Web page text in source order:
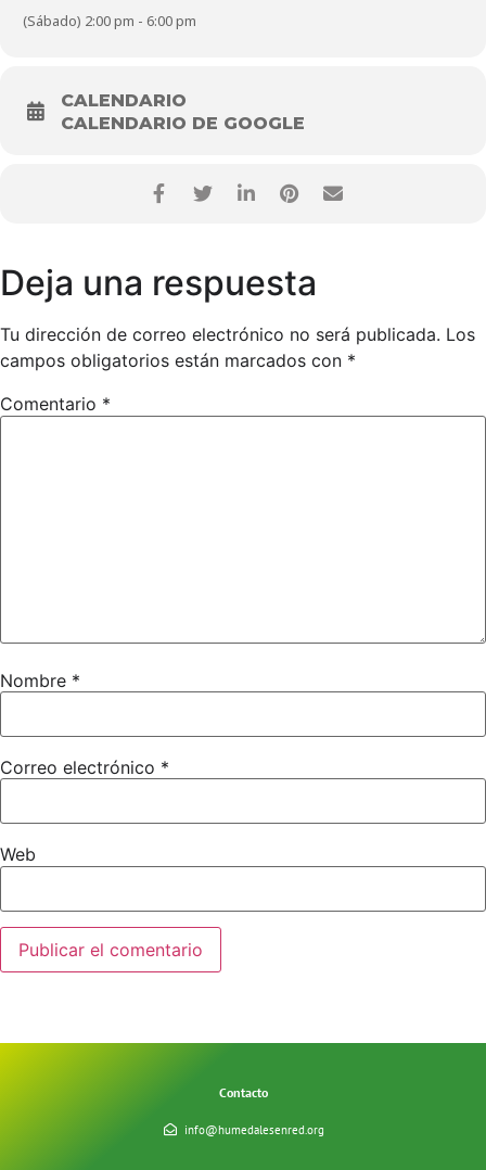
(Sábado) 2:00 pm - 6:00 pm
CALENDARIO
CALENDARIO DE GOOGLE
Deja una respuesta
Tu dirección de correo electrónico no será publicada. Los
campos obligatorios están marcados con *
Comentario *
Nombre *
Correo electrónico *
Web
Contacto
info@humedalesenred.org